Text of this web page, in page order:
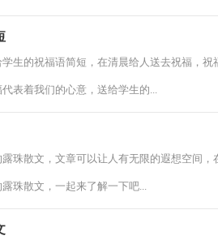
生的祝福语简短，在清晨给人送去祝福，
表着我们的心意，送给学生的...
珠散文，文章可以让人有无限的遐想空间
珠散文，一起来了解一下吧...